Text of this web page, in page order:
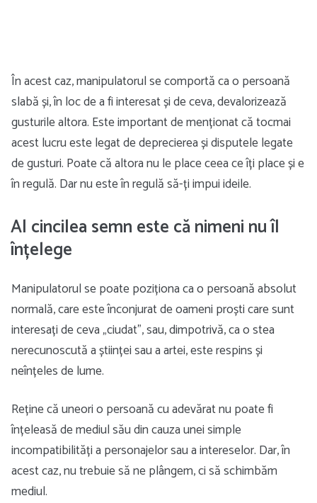
În acest caz, manipulatorul se comportă ca o persoană
slabă și, în loc de a fi interesat și de ceva, devalorizează
gusturile altora. Este important de menționat că tocmai
acest lucru este legat de deprecierea și disputele legate
de gusturi. Poate că altora nu le place ceea ce îți place și e
în regulă. Dar nu este în regulă să-ți impui ideile.
Al cincilea semn este că nimeni nu îl
înțelege
Manipulatorul se poate poziționa ca o persoană absolut
normală, care este înconjurat de oameni proști care sunt
interesați de ceva „ciudat”, sau, dimpotrivă, ca o stea
nerecunoscută a științei sau a artei, este respins și
neînțeles de lume.
Reține că uneori o persoană cu adevărat nu poate fi
înțeleasă de mediul său din cauza unei simple
incompatibilități a personajelor sau a intereselor. Dar, în
acest caz, nu trebuie să ne plângem, ci să schimbăm
mediul.